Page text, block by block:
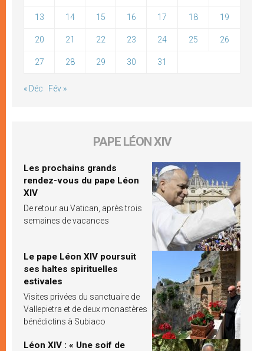
13 14 15 16 17 18 19
20 21 22 23 24 25 26
27 28 29 30 31
« Déc Fév »
PAPE LÉON XIV
Les prochains grands
rendez-vous du pape Léon
XIV
De retour au Vatican, après trois
semaines de vacances
Le pape Léon XIV poursuit
ses haltes spirituelles
estivales
Visites privées du sanctuaire de
Vallepietra et de deux monastères
bénédictins à Subiaco
Léon XIV : « Une soif de